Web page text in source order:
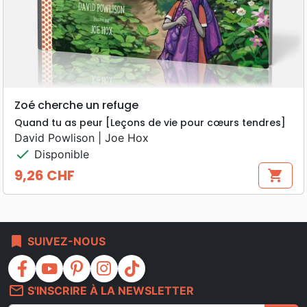
Zoé cherche un refuge
Quand tu as peur [Leçons de vie pour cœurs tendres]
David Powlison | Joe Hox
check Disponible
Prix
9,26 CHF shopping_cart
bookmark SUIVEZ-NOUS
facebook youtube pinterest instagram
tiktok
mail_outline S'INSCRIRE À LA NEWSLETTER